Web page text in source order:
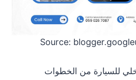
Source:
للسيارة من الخطوات